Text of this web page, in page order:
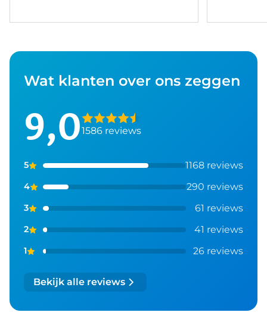
Wat klanten over ons zeggen
9,01586 reviews
5 1168 reviews
4 290 reviews
3 61 reviews
2 41 reviews
1 26 reviews
Bekijk alle reviews